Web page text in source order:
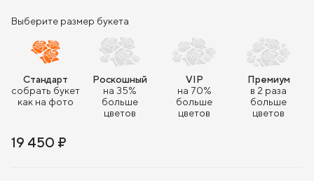
Выберите размер букета
Стандарт
собрать букет
как на фото
Роскошный
на 35%
больше
цветов
VIP
на 70%
больше
цветов
Премиум
в 2 раза
больше
цветов
19 450 ₽